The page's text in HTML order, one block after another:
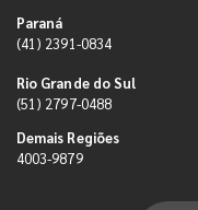
Paraná
(41) 2391-0834
Rio Grande do Sul
(51) 2797-0488
Demais Regiões
4003-9879